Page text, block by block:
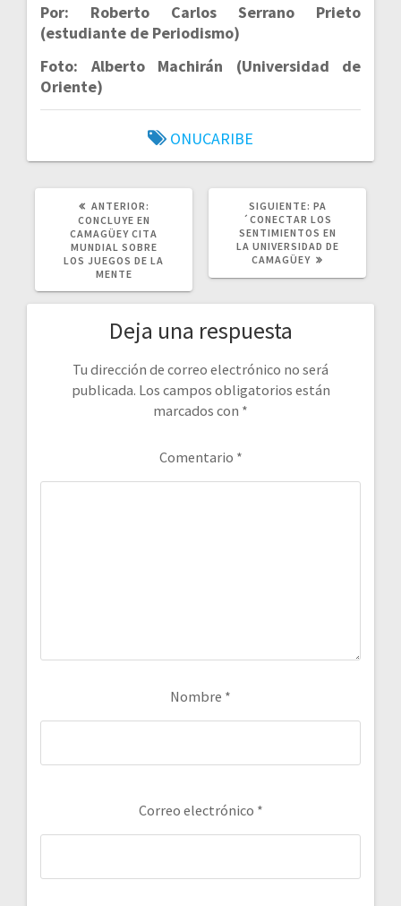
Por: Roberto Carlos Serrano Prieto
(estudiante de Periodismo)
Foto: Alberto Machirán (Universidad de
Oriente)
ONUCARIBE
ANTERIOR:
ANTERIOR:
CONCLUYE EN
CAMAGÜEY CITA
MUNDIAL SOBRE
LOS JUEGOS DE LA
MENTE
SIGUIENTE: SIGUIENTE
POST:
PA
´CONECTAR LOS
SENTIMIENTOS EN
LA UNIVERSIDAD DE
CAMAGÜEY
Deja una respuesta
Tu dirección de correo electrónico no será
publicada. Los campos obligatorios están
marcados con *
Comentario *
Nombre *
Correo electrónico *